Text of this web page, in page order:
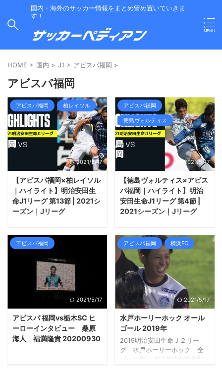
国内・海外のサッカー情報をまとめ留め置いていきま
す！
HOME > 国内 > J1 > アビスパ福岡 >
アビスパ福岡
アビスパ福岡 柏レイソル
2021/5/17
【アビスパ福岡×柏レイソル
｜ハイライト】明治安田生
命J1リーグ 第13節 | 2021シ
ーズン｜Jリーグ
アビスパ福岡
徳島ヴォルティス
2021/5/17
【徳島ヴォルティス×アビス
パ福岡｜ハイライト】明治
安田生命J1リーグ 第4節 |
2021シーズン｜Jリーグ
サロモンソン（ 53'）1-2 金森
健志（68'）
アビスパ福岡
2021/5/17
アビスパ 福岡vs栃木SC ヒ
ーローインタビュー 桑原
海人 福満隆貴 20200930
アビスパ福岡 横浜FC
2021/5/17
水戸ホーリーホック オール
ゴール 2019年
2019明治安田生命Ｊ２リー
グ 水戸ホーリーホック 全
ゴール集 ・8得点清水慎太郎・